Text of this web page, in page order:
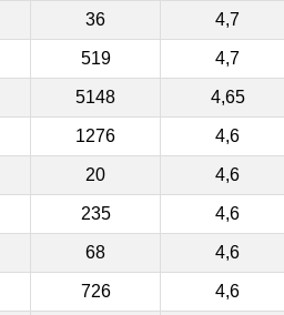
36 4,7
519 4,7
5148 4,65
1276 4,6
20 4,6
235 4,6
68 4,6
726 4,6